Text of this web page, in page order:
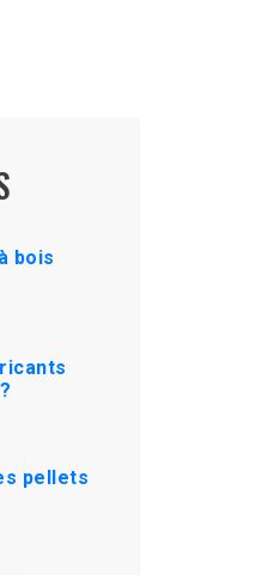
bois
pellets